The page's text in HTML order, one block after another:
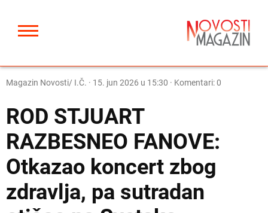
Magazin Novosti/ I.Č. · 15. jun 2026 u 15:30 · Komentari: 0
ROD STJUART
RAZBESNEO FANOVE:
Otkazao koncert zbog
zdravlja, pa sutradan